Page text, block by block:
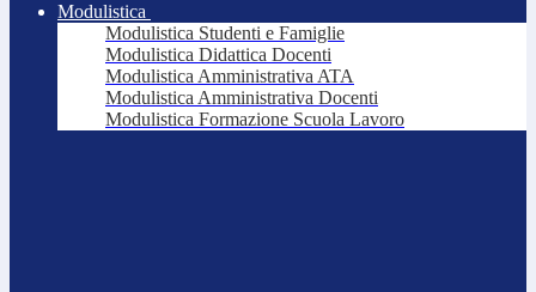
Modulistica
Modulistica Studenti e Famiglie
Modulistica Didattica Docenti
Modulistica Amministrativa ATA
Modulistica Amministrativa Docenti
Modulistica Formazione Scuola Lavoro